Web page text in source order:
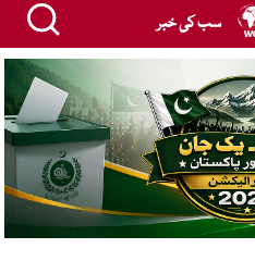
سب کی خبر